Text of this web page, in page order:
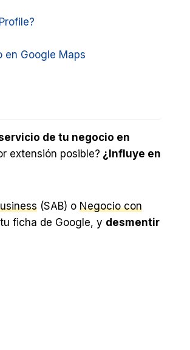
en Google Maps
de tu negocio en
extensión posible? ¿Influye en
(SAB) o Negocio con
ficha de Google, y desmentir